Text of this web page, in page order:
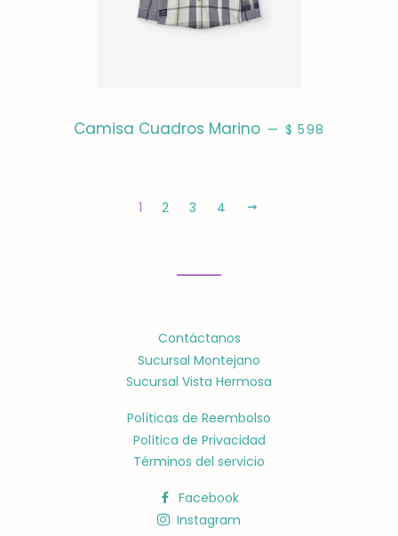
Camisa Cuadros Marino — PRECIO
$ 598
1 2 3 4
Contáctanos
Sucursal Montejano
Sucursal Vista Hermosa
Políticas de Reembolso
Política de Privacidad
Términos del servicio
Facebook
Instagram